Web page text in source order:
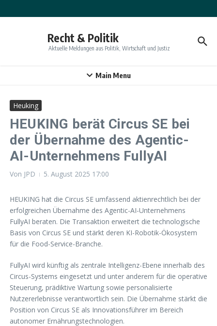
Recht & Politik
Aktuelle Meldungen aus Politik, Wirtschaft und Justiz
Main Menu
Heuking
HEUKING berät Circus SE bei
der Übernahme des Agentic-
AI-Unternehmens FullyAI
Von JPD 5. August 2025 17:00
HEUKING hat die Circus SE umfassend aktienrechtlich bei der
erfolgreichen Übernahme des Agentic-AI-Unternehmens
FullyAI beraten. Die Transaktion erweitert die technologische
Basis von Circus SE und stärkt deren KI-Robotik-Ökosystem
für die Food-Service-Branche.
FullyAI wird künftig als zentrale Intelligenz-Ebene innerhalb des
Circus-Systems eingesetzt und unter anderem für die operative
Steuerung, prädiktive Wartung sowie personalisierte
Nutzererlebnisse verantwortlich sein. Die Übernahme stärkt die
Position von Circus SE als Innovationsführer im Bereich
autonomer Ernährungstechnologien.